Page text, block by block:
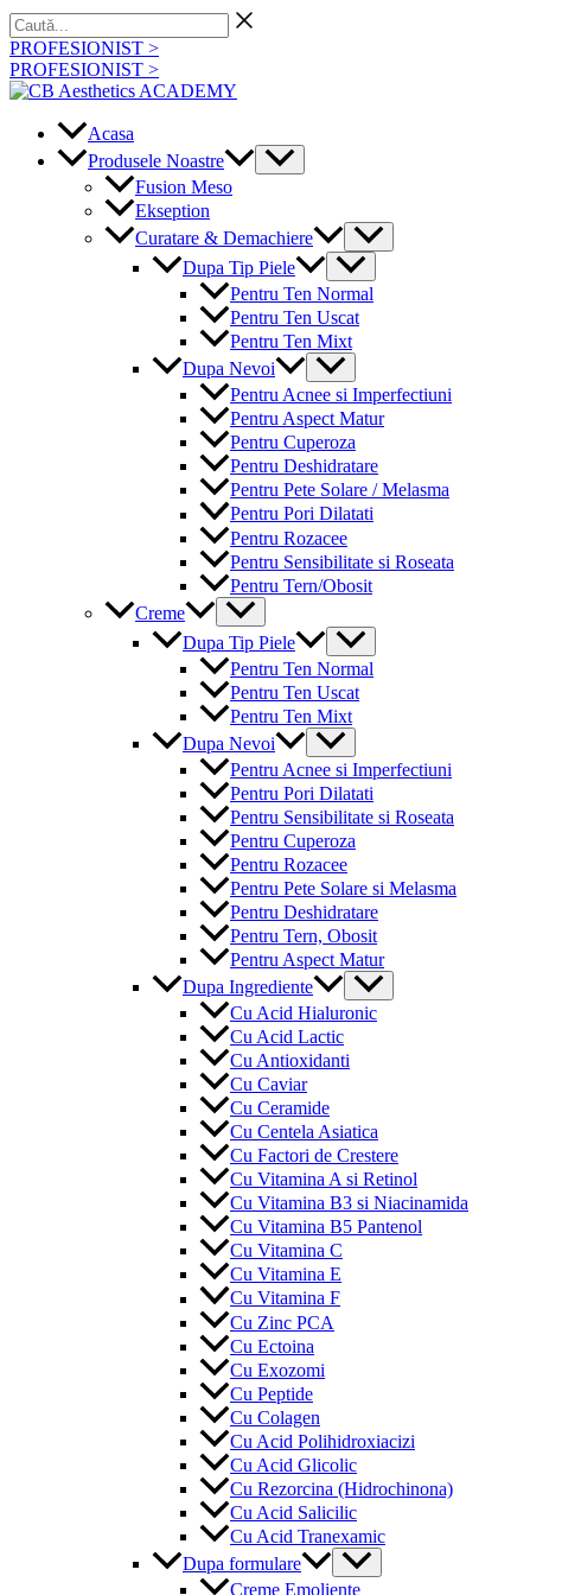
Skip
to
content
Caută...
PROFESIONIST >
PROFESIONIST >
Acasa
Produsele Noastre
Menu
Toggle
Fusion Meso
Ekseption
Curatare & Demachiere
Menu
Toggle
Dupa Tip Piele
Menu
Toggle
Pentru Ten Normal
Pentru Ten Uscat
Pentru Ten Mixt
Dupa Nevoi
Menu
Toggle
Pentru Acnee si Imperfectiuni
Pentru Aspect Matur
Pentru Cuperoza
Pentru Deshidratare
Pentru Pete Solare / Melasma
Pentru Pori Dilatati
Pentru Rozacee
Pentru Sensibilitate si Roseata
Pentru Tern/Obosit
Creme
Menu
Toggle
Dupa Tip Piele
Menu
Toggle
Pentru Ten Normal
Pentru Ten Uscat
Pentru Ten Mixt
Dupa Nevoi
Menu
Toggle
Pentru Acnee si Imperfectiuni
Pentru Pori Dilatati
Pentru Sensibilitate si Roseata
Pentru Cuperoza
Pentru Rozacee
Pentru Pete Solare si Melasma
Pentru Deshidratare
Pentru Tern, Obosit
Pentru Aspect Matur
Dupa Ingrediente
Menu
Toggle
Cu Acid Hialuronic
Cu Acid Lactic
Cu Antioxidanti
Cu Caviar
Cu Ceramide
Cu Centela Asiatica
Cu Factori de Crestere
Cu Vitamina A si Retinol
Cu Vitamina B3 si Niacinamida
Cu Vitamina B5 Pantenol
Cu Vitamina C
Cu Vitamina E
Cu Vitamina F
Cu Zinc PCA
Cu Ectoina
Cu Exozomi
Cu Peptide
Cu Colagen
Cu Acid Polihidroxiacizi
Cu Acid Glicolic
Cu Rezorcina (Hidrochinona)
Cu Acid Salicilic
Cu Acid Tranexamic
Dupa formulare
Menu
Toggle
Creme Emoliente